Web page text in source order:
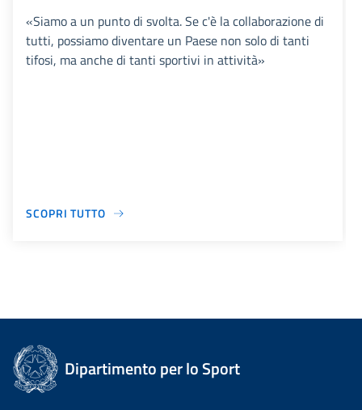
«Siamo a un punto di svolta. Se c'è la collaborazione di
tutti, possiamo diventare un Paese non solo di tanti
tifosi, ma anche di tanti sportivi in attività»
SCOPRI TUTTO
Dipartimento per lo Sport